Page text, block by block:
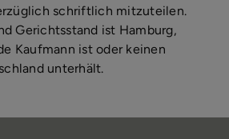
schriftlich mitzuteilen.
Gerichtsstand ist Hamburg,
Kaufmann ist oder keinen
unterhält.